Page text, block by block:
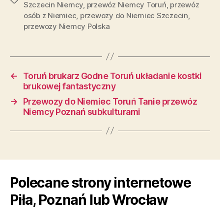
Szczecin Niemcy przewóz Niemcy Toruń przewóz
osób z Niemiec przewozy do Niemiec Szczecin
przewozy Niemcy Polska
←
Toruń brukarz Godne Toruń układanie kostki
brukowej fantastyczny
→
Przewozy do Niemiec Toruń Tanie przewóz
Niemcy Poznań subkulturami
Polecane strony internetowe
Piła, Poznań lub Wrocław